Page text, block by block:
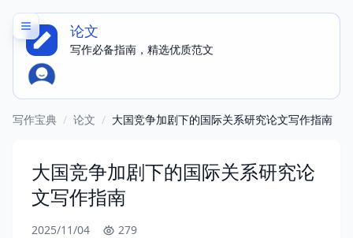
论文
写作必备指南，精选优质范文
写作宝典 / 论文 / 大国竞争加剧下的国际关系研究论文写作指南
大国竞争加剧下的国际关系研究论
文写作指南
2025/11/04 279